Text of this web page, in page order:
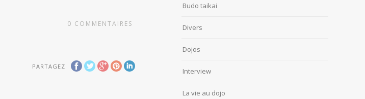
0 COMMENTAIRES
PARTAGEZ
Budo taikai
Divers
Dojos
Interview
La vie au dojo